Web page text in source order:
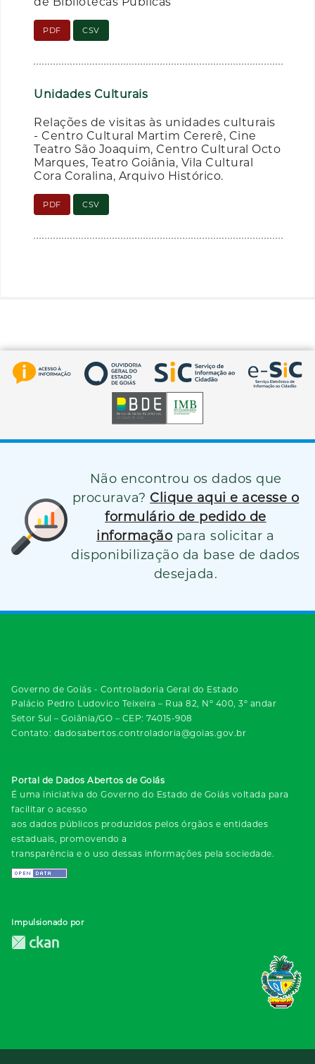
PDF CSV
Unidades Culturais
Relações de visitas às unidades culturais
- Centro Cultural Martim Cererê, Cine
Teatro São Joaquim, Centro Cultural Octo
Marques, Teatro Goiânia, Vila Cultural
Cora Coralina, Arquivo Histórico.
PDF CSV
Não encontrou os dados que
procurava? Clique aqui e acesse o
formulário de pedido de
informação para solicitar a
disponibilização da base de dados
desejada.
Governo de Goiás - Controladoria Geral do Estado
Palácio Pedro Ludovico Teixeira – Rua 82, Nº 400, 3º andar
Setor Sul – Goiânia/GO – CEP: 74015-908
Contato: dadosabertos.controladoria@goias.gov.br
Portal de Dados Abertos de Goiás
É uma iniciativa do Governo do Estado de Goiás voltada para
facilitar o acesso
aos dados públicos produzidos pelos órgãos e entidades
estaduais, promovendo a
transparência e o uso dessas informações pela sociedade.
Impulsionado por